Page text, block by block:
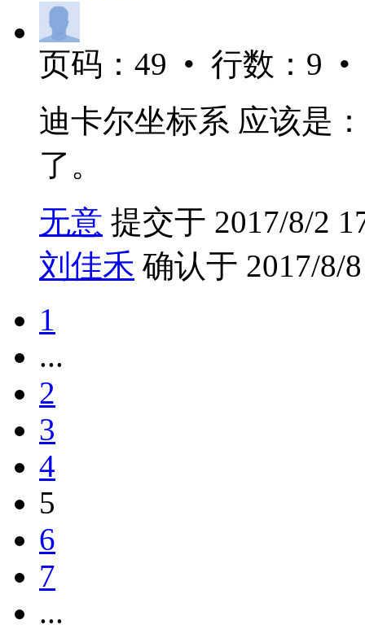
页码：49 • 行数：9 •
迪卡尔坐标系 应该是
了。
无意 提交于 2017/8/2
刘佳禾 确认于 2017/8/
1
...
2
3
4
5
6
7
...